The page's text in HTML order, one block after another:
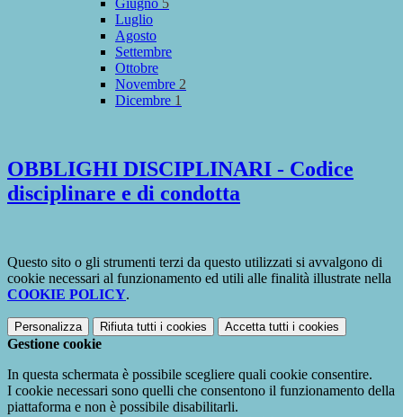
Giugno 5
Luglio
Agosto
Settembre
Ottobre
Novembre 2
Dicembre 1
OBBLIGHI DISCIPLINARI - Codice
disciplinare e di condotta
Questo sito o gli strumenti terzi da questo utilizzati si avvalgono di
cookie necessari al funzionamento ed utili alle finalità illustrate nella
COOKIE POLICY.
Personalizza Rifiuta tutti i cookies Accetta tutti i cookies
Gestione cookie
In questa schermata è possibile scegliere quali cookie consentire.
I cookie necessari sono quelli che consentono il funzionamento della
piattaforma e non è possibile disabilitarli.